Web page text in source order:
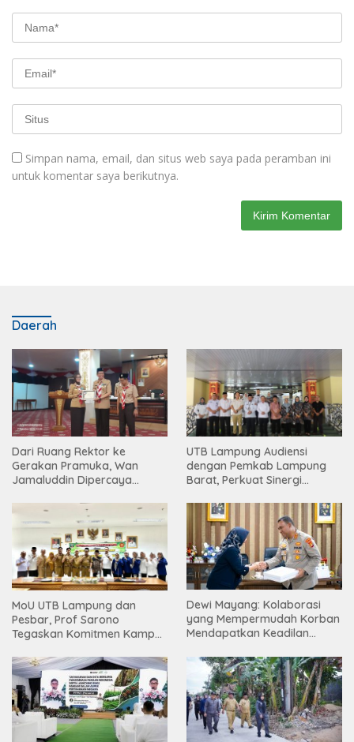
Simpan nama, email, dan situs web saya pada peramban ini
untuk komentar saya berikutnya.
Daerah
Dari Ruang Rektor ke
Gerakan Pramuka, Wan
Jamaluddin Dipercaya
UTB Lampung Audiensi
dengan Pemkab Lampung
Barat, Perkuat Sinergi
Tinggi
MoU UTB Lampung dan
Pesbar, Prof Sarono
Tegaskan Komitmen Kampus
Masyarakat
Dewi Mayang: Kolaborasi
yang Mempermudah Korban
Mendapatkan Keadilan